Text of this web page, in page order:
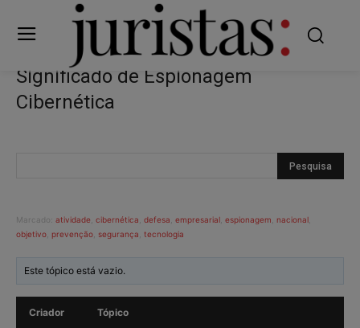
Significado de Espionagem
Cibernética
Marcado: atividade cibernética defesa empresarial espionagem nacional
objetivo prevenção segurança tecnologia
Este tópico está vazio.
Criador Tópico